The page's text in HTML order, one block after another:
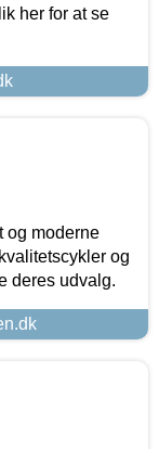
her for at se
og moderne
og
deres udvalg.